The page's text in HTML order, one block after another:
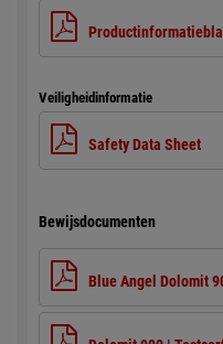
Veiligheidinformatie
Safety Data Sheet
Bewijsdocumenten
Blue Angel Dolomit